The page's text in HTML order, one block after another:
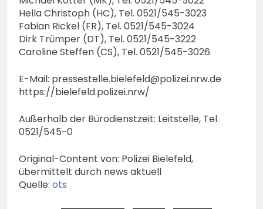
Hella Christoph (HC), Tel. 0521/545-3023
Fabian Rickel (FR), Tel. 0521/545-3024
Dirk Trümper (DT), Tel. 0521/545-3222
Caroline Steffen (CS), Tel. 0521/545-3026
E-Mail: pressestelle.bielefeld@polizei.nrw.de
https://bielefeld.polizei.nrw/
Außerhalb der Bürodienstzeit: Leitstelle, Tel.
0521/545-0
Original-Content von: Polizei Bielefeld,
übermittelt durch news aktuell
Quelle: ots